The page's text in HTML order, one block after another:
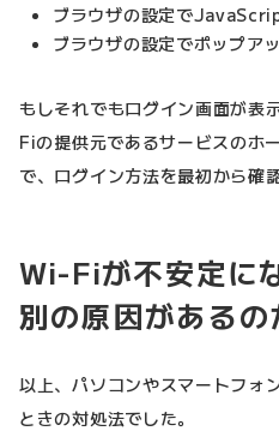
ブラウザの設定で
ブラウザの設定でポップア
もしそれでもログイン画面が表
Fiの提供元であるサービスのホ
で、ログイン方法を最初から確
Wi-Fiが不安定に
別の原因があるの
以上、パソコンやスマートフォ
ときの対処法でした。